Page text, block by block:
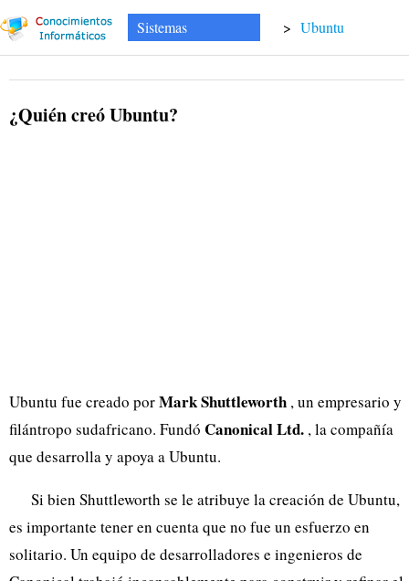
Sistemas > Ubuntu
¿Quién creó Ubuntu?
Ubuntu fue creado porMark Shuttleworth , un empresario y
filántropo sudafricano. Fundó Canonical Ltd. , la compañía
que desarrolla y apoya a Ubuntu.
Si bien Shuttleworth se le atribuye la creación de Ubuntu,
es importante tener en cuenta que no fue un esfuerzo en
solitario. Un equipo de desarrolladores e ingenieros de